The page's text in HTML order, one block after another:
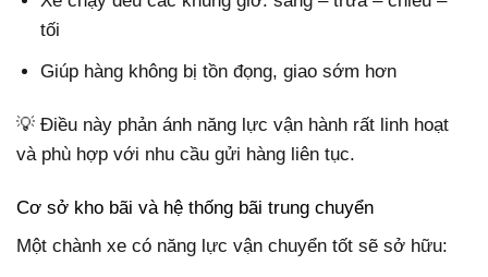
tối
Giúp hàng không bị tồn đọng, giao sớm hơn
💡 Điều này phản ánh năng lực vận hành rất linh hoạt
và phù hợp với nhu cầu gửi hàng liên tục.
Cơ sở kho bãi và hệ thống bãi trung chuyển
Một chành xe có năng lực vận chuyển tốt sẽ sở hữu: